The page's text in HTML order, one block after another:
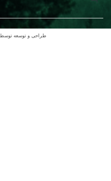
طراحی و توسعه توسط شرکت ”